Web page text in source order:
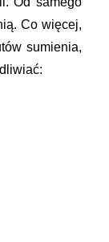
Co więcej,
sumienia,